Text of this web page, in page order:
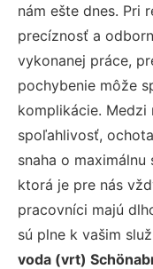
nám ešte dnes. Pri
precíznosť a
vykonanej práce,
pochybenie môže
komplikácie.
spoľahlivosť,
snaha o
ktorá je pre nás
pracovníci majú
sú plne k vašim
voda (vrt)